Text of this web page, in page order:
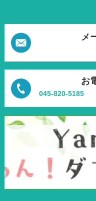
メ
お
045-820-5185